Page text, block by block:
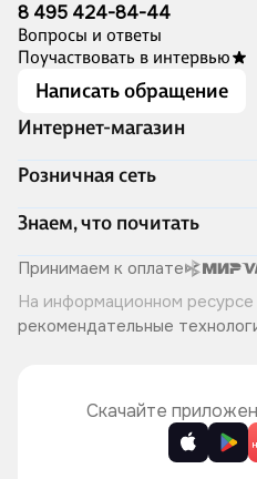
8 495 424-84-44
Вопросы и ответы
Поучаствовать в интервью
Написать обращение
Интернет-магазин
Акции
Доставка и оплата
Программа лояльности
Подарочные сертификаты
Правила продажи
Политика
Розничная сеть
Адреса магазинов
Книжный Дозор
О компании
Читай-город для бизнеса
Хотите у нас работать?
Знаем, что почитать
Скоро в продаже
Лучшие из лучших
Читай-журнал
Принимаем к оплате
На информационном
рекомендательные
Скачайте